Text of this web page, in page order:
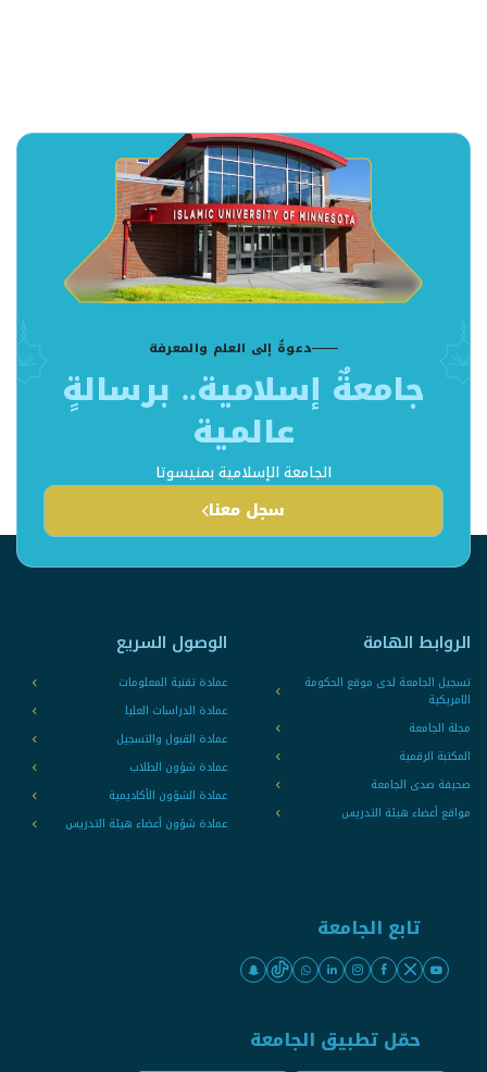
دعوةٌ إلى العلم والمعرفة
جامعةٌ إسلامية.. برسالةٍ
عالمية
الجامعة الإسلامية بمنيسوتا
سجل معنا
الروابط الهامة
تسجيل الجامعة لدى موقع الحكومة
الامريكية
مجلة الجامعة
المكتبة الرقمية
صحيفة صدى الجامعة
مواقع أعضاء هيئة التدريس
الوصول السريع
عمادة تقنية المعلومات
عمادة الدراسات العليا
عمادة القبول والتسجيل
عمادة شؤون الطلاب
عمادة الشؤون الأكاديمية
عمادة شؤون أعضاء هيئة التدريس
تابع الجامعة
حمّل تطبيق الجامعة